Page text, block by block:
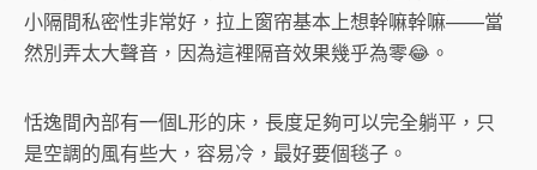
小隔間私密性非常好，拉上窗帘基本上想幹嘛幹嘛——當
然別弄太大聲音，因為這裡隔音效果幾乎為零😂。
恬逸間內部有一個L形的床，長度足夠可以完全躺平，只
是空調的風有些大，容易冷，最好要個毯子。